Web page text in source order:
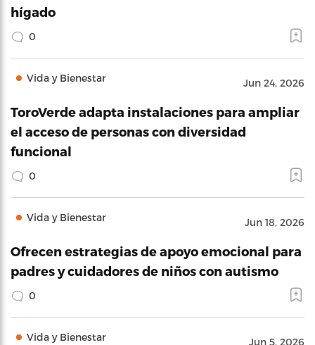
hígado
0
Vida y Bienestar Jun 24, 2026
ToroVerde adapta instalaciones para ampliar
el acceso de personas con diversidad
funcional
0
Vida y Bienestar Jun 18, 2026
Ofrecen estrategias de apoyo emocional para
padres y cuidadores de niños con autismo
0
Vida y Bienestar Jun 5, 2026